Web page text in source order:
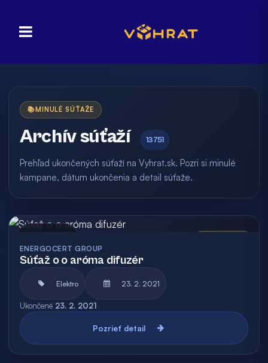
📚 MINULÉ SÚŤAŽE
Archív súťaží 13751
Prehľad ukončených súťaží na Vyhrat.sk. Pozri si minulé
kampane, dátum ukončenia a detail súťaže.
ENERGOCERT GROUP
Súťaž o o aróma difuzér
Elektro 23. 2. 2021
Ukončené 23. 2. 2021
Pozrieť detail